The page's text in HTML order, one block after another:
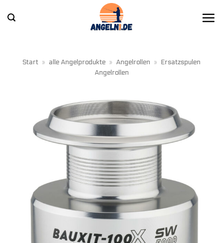
Inhalt
Start » alle Angelprodukte » Angelrollen » Ersatzspulen
Angelrollen